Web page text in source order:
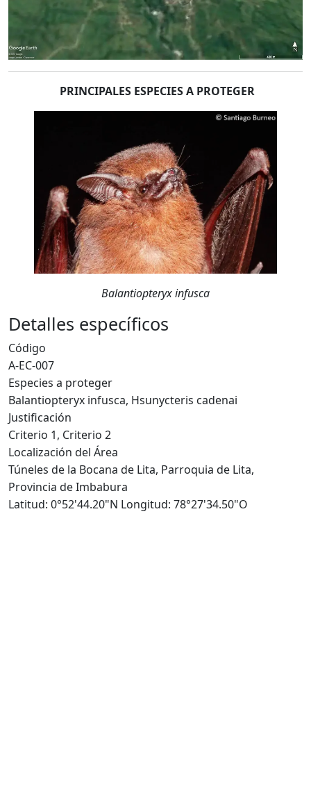
PRINCIPALES ESPECIES A PROTEGER
Balantiopteryx infusca
Detalles específicos
Código
A-EC-007
Especies a proteger
Balantiopteryx infusca, Hsunycteris cadenai
Justificación
Criterio 1, Criterio 2
Localización del Área
Túneles de la Bocana de Lita, Parroquia de Lita,
Provincia de Imbabura
Latitud: 0°52'44.20"N Longitud: 78°27'34.50"O